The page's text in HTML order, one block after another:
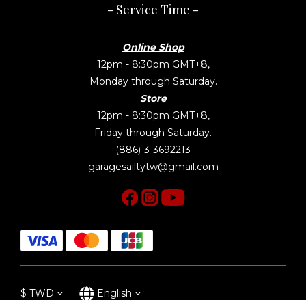
- Service Time -
Online Shop
12pm - 8:30pm GMT+8,
Monday through Saturday.
Store
12pm - 8:30pm GMT+8,
Friday through Saturday.
(886)-3-3692213
garagesailtytw@gmail.com
$ TWD English